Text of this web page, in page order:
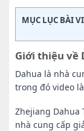
MỤC LỤC BÀI
Giới thiệu về
Dahua là nhà
trong đó video
Zhejiang Dahua
nhà cung cấp